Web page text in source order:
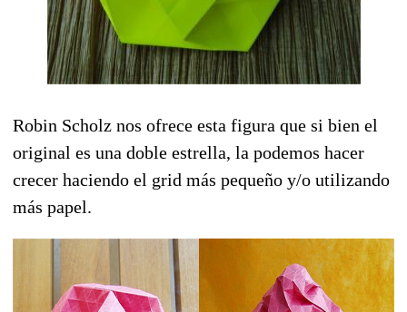
Robin Scholz nos ofrece esta figura que si bien el
original es una doble estrella, la podemos hacer
crecer haciendo el grid más pequeño y/o utilizando
más papel.